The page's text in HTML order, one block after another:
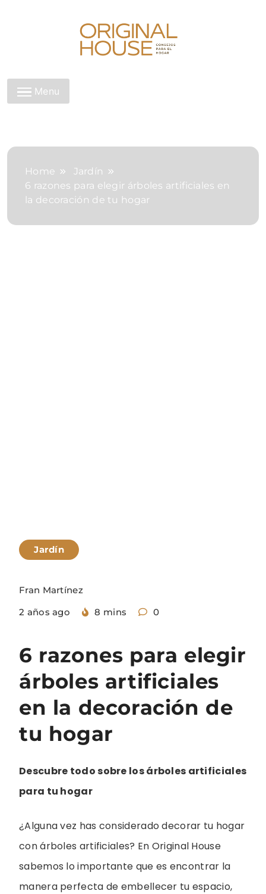
Original House
Menu
Home
Jardín
6 razones para elegir árboles artificiales en
la decoración de tu hogar
Jardín
Fran Martínez
2 años ago
8 mins 0
6 razones para elegir
árboles artificiales
en la decoración de
tu hogar
Descubre todo sobre los árboles artificiales
para tu hogar
¿Alguna vez has considerado decorar tu hogar
con árboles artificiales? En Original House
sabemos lo importante que es encontrar la
manera perfecta de embellecer tu espacio,